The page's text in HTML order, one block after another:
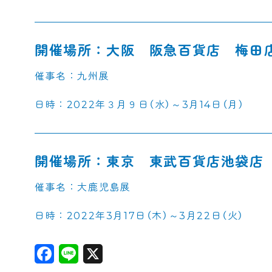
開催場所： 大阪 阪急百貨店 梅田
催事名：九州展
日時：2022年３月９日（水）～3月 14 日（月）
開催場所：東京 東武百貨店池袋店
催事名：大鹿児島展
日時：2022年3月17日（木）～3月22日（火）
F
L